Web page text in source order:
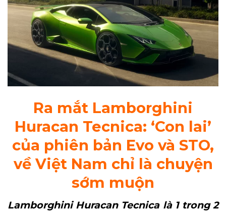
Ra mắt Lamborghini
Huracan Tecnica: ‘Con lai’
của phiên bản Evo và STO,
về Việt Nam chỉ là chuyện
sớm muộn
Lamborghini Huracan Tecnica là 1 trong 2